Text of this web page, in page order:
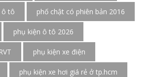
ô tô phố chật có phiên bản 2016
phụ kiện ô tô 2026
phụ kiện xe điện
phụ kiện xe hơi giá rẻ ở tp.hcm